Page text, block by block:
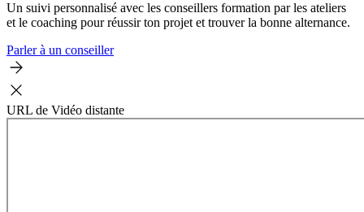
Un suivi personnalisé avec les conseillers formation par les ateliers
et le coaching pour réussir ton projet et trouver la bonne alternance.
Parler à un conseiller
URL de Vidéo distante